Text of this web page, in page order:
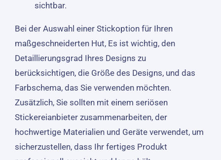
sichtbar.
Bei der Auswahl einer Stickoption für Ihren
maßgeschneiderten Hut, Es ist wichtig, den
Detaillierungsgrad Ihres Designs zu
berücksichtigen, die Größe des Designs, und das
Farbschema, das Sie verwenden möchten.
Zusätzlich, Sie sollten mit einem seriösen
Stickereianbieter zusammenarbeiten, der
hochwertige Materialien und Geräte verwendet, um
sicherzustellen, dass Ihr fertiges Produkt